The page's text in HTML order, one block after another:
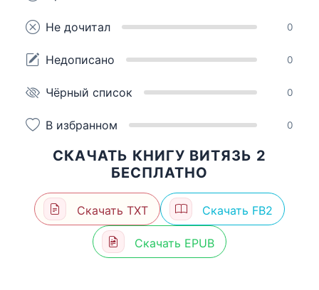
Не дочитал 0
Недописано 0
Чёрный список 0
В избранном 0
СКАЧАТЬ КНИГУ ВИТЯЗЬ 2
БЕСПЛАТНО
Скачать TXT Скачать FB2
Скачать EPUB